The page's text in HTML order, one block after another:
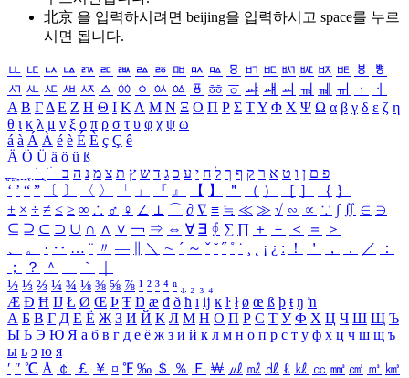
北京 을 입력하시려면 beijing을 입력하시고 space를 누르
시면 됩니다.
ㅥ ㅦ ㅧ ㅨ ㅩ ㅪ ㅫ ㅬ ㅭ ㅮ ㅯ ㅰ ㅱ ㅲ ㅳ ㅴ ㅵ ㅶ ㅷ ㅸ
ㅹ
ㅺ ㅻ ㅼ ㅽ ㅾ ㅿ ㆀ ㆁ ㆂ ㆃ ㆄ ㆅ ㆆ ㆇ ㆈ ㆉ ㆊ ㆋ ㆌ ㆍ
ㆎ
Α Β ΓΔ Ε Ζ Η Θ Ι ΚΛ Μ Ν Ξ Ο Π Ρ Σ ΤΥ Φ Χ Ψ Ω α β γ δ ε ζ η
θ ι κ λ μ ν ξ ο π ρ σ τ υ φ χ ψ ω
á à Á À é è É È ç Ç ê
Ä Ö Ü ä ö ü ß
ִֶֹ ֻּ ׁׂ פ ם ן ו ט א ר ק ף ך ל ח י ע כ ג ד ש ץ ת צ מ נ ה ב
‘ ’ “ ” 〔 〕 〈 〉 「 」 『 』 【 】 ＂ （ ） ［ ］ ｛ ｝
± × ÷ ≠ ≤ ≥ ∞ ∴ ♂ ♀ ∠ ⊥ ⌒ ∂ ∇ ≡ ≒ ≪ ≫ √ ∽ ∝ ∵ ∫ ∬ ∈ ∋
⊆ ⊇ ⊂ ⊃ ∪ ∩ ∧ ∨ ￢ ⇒ ⇔ ∀ ∃ ∮ ∑ ∏ ＋ － ＜ ＝
＞
、
。 · ‥ … ¨ 〃 ― ＼ ∼ ´ ～ ˇ ˘ ˝ ˚ ˙ ¸ ¡ ¿ ː ！ ＇ ， ． ／
：
；
？ ＾ ｀
½ ⅓ ⅔ ¼ ¾ ⅛ ⅜ ⅝ ⅞ ¹ ² ³ ⁴ ⁿ ₁ ₂ ₃ ₄
Æ Ð Ħ Ĳ Ł Ø Œ Þ Ŧ Ŋ æ đ ð ħ ı ĳ ĸ ŀ ł ø œ ß þ ŧ ŋ ŉ
А Б В Г Д Е Ё Ж З И Й К Л М Н О П Р С Т У Ф Х Ц Ч Ш Щ Ъ
Ы Ь Э Ю Я а б в г д е ё ж з и й к л м н о п р с т у ф х ц ч ш щ ъ
ы ь э ю я
′ ″ ℃ Å ￠ ￡ ￥ ¤ ℉ ‰ ＄ ％ Ｆ ￦ ㎕ ㎖ ㎗ ℓ ㎘ ㏄ ㎣ ㎤ ㎥ ㎦